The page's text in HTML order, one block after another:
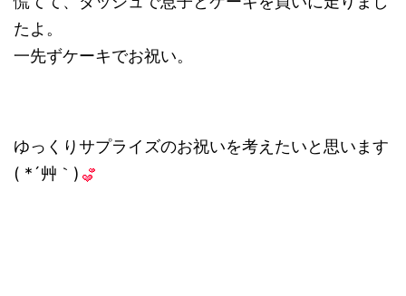
たよ。
一先ずケーキでお祝い。
ゆっくりサプライズのお祝いを考えたいと思います
( *´艸｀)